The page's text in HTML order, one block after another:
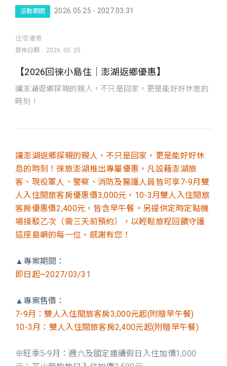
活動期間 2026.05.25 - 2027.03.31
住宿優惠
發佈日期 2026. 05. 25
【2026回徠小島住｜澎湖返鄉優惠】
讓澎湖返鄉探親的親人，不只是回家，更是能好好休息的
時刻！
讓澎湖返鄉探親的親人，不只是回家，更是能好好休
息的時刻！徠旅澎湖推出專屬優惠，凡設籍澎湖旅
客、現役軍人、警察、消防及醫護人員皆可享7-9月雙
人入住閱旅客房優惠價3,000元，10-3月雙人入住閱旅
客房優惠價2,400元，皆含早午餐。另提供定時定點機
場接駁乙次（需三天前預約），以輕鬆旅程回饋守護
這座島嶼的每一位，感謝有您！
▲ 專案期間：
即日起~2027/03/31
▲ 專案售價：
7-9月：雙人入住閱旅客房3,000元起(附贈早午餐)
10-3月：雙人入住閱旅客房2,400元起(附贈早午餐)
※旺季5-9月：週六及國定連續假日入住加價1,000